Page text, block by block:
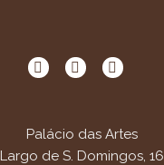
Palácio das Artes
Largo de S. Domingos, 16